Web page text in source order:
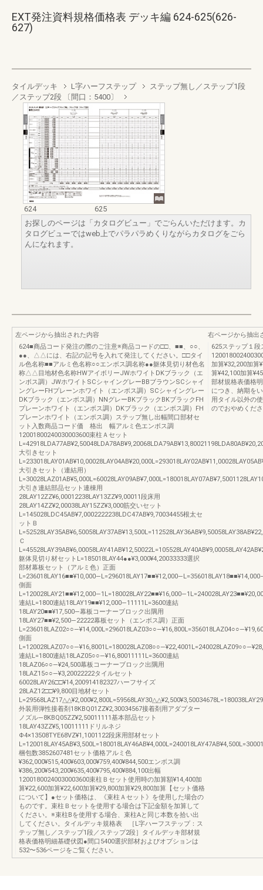
EXT発注資料規格価格表 デッキ編 624-625(626-
627)
タイルデッキ L字ハーフステップ
ステップ無し／ステップ1段
／ステップ2段 〔間口：5400〕
624
625
お探しのページは「カタログビュー」でごらんいただけます。カ
タログビューではweb上でパラパラめくりながらカタログをごら
んになれます。
左ページから抽出された内容
624■商品コード発注の際のご注意※商品コードの□□、■■、○○、
●●、△△には、右記の記号を入れて発注してください。□□タイ
ル色名称■■アルミ色名称○○エンボス調名称●●躯体見切り材色名
称△△目地材色名称HWアイボリーJWホワイトDKブラック（エ
ンボス調）JWホワイトSCシャイングレーBBブラウンSCシャイ
ングレーFHプレーンホワイト（エンボス調）SCシャイングレー
DKブラック（エンボス調）NNグレーBKブラックBKブラックFH
プレーンホワイト（エンボス調）DKブラック（エンボス調）FH
プレーンホワイト（エンボス調）ステップ無し出幅間口部材セ
ット入数商品コード価 格出 幅アルミ色エンボス調
12001800240030003600束柱Ａセット
大引きセット
大引きセット（連結用）
大引き連結部品セット連棟用
28LAY12ZZ¥6,00012238LAY13ZZ¥9,00011段床用
28LAY14ZZ¥2,00038LAY15ZZ¥3,000筋交いセット
L=145028LDC45AB¥7,0002222238LDC47AB¥9,70034455根太セ
ットＢ
Ｃ
躯体見切り材セットL=185018LAY44●●¥3,000¥4,20033333選択
部材幕板セット（アルミ色）正面
側面
連結L=1800連結18LAY19■■¥12,000―11111L=3600連結
18LAY20■■¥17,500―幕板コーナーブロック出隅用
18LAY27■■¥2,500―22222幕板セット（エンボス調）正面
側面
連結L=1800連結18LAZ05○○―¥16,80011111L=3600連結
18LAZ06○○―¥24,500幕板コーナーブロック出隅用
18LAZ15○○―¥3,20022222タイルセット
60028LAY26□□¥14,200914182327ハーフサイズ
28LAZ12□□¥9,800目地材セット
外装用弾性接着剤18KBQ01ZZ¥2,30034567接着剤用アダプター
ノズル―8KBQ05ZZ¥2,50011111基本部品セット
18LAY43ZZ¥5,10011111ドリルネジ
Φ4×13508TYE68VZ¥1,1001122段床用部材セット
梱包数3852607481セット価格アルミ色
¥362,000¥515,400¥603,000¥759,400¥844,500エンボス調
¥386,200¥543,200¥635,400¥795,400¥884,100出幅
12001800240030003600束柱Ｂセット使用時の加算額¥14,400加
算¥22,600加算¥22,600加算¥29,800加算¥29,800加算【セット価格
について】●セット価格は、《束柱Ａセット》を使用した場合の
ものです。束柱Ｂセットを使用する場合は下記金額を加算して
ください。※束柱Bを使用する場合、束柱Aと同じ本数を拾い出
してください。タイルデッキ規格表 ［L字ハーフステップ：ス
テップ無し／ステップ1段／ステップ2段］タイルデッキ部材規
格表価格明細基礎伏図●間口5400選択部材およびオプションは
532〜536ページをご覧ください。
右ページから抽出
625ステップ１
加算¥32,200加算
算¥42,100加算
部材規格表価格
につき、納期を
用タイル以外の
のでおやめくだ